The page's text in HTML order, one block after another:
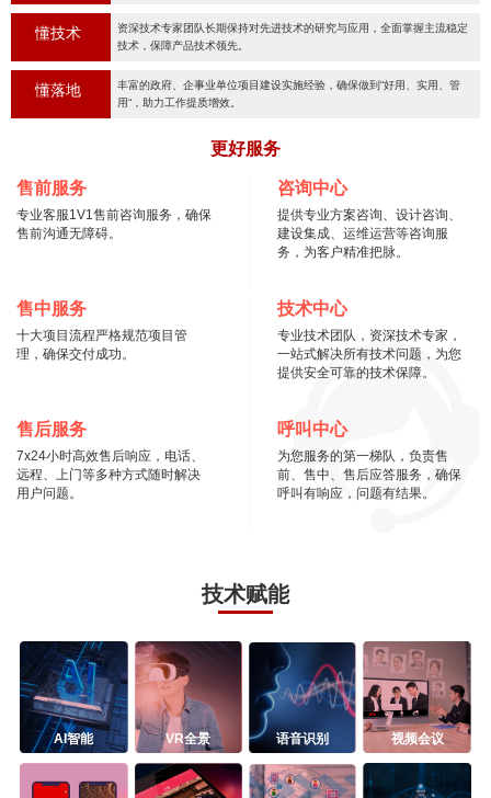
懂技术
资深技术专家团队长期保持对先进技术的研究与应用，全面掌握主流稳定
技术，保障产品技术领先。
懂落地
丰富的政府、企事业单位项目建设实施经验，确保做到“好用、实用、管
用“，助力工作提质增效。
更好服务
售前服务
专业客服1V1售前咨询服务，确保
售前沟通无障碍。
咨询中心
提供专业方案咨询、设计咨询、
建设集成、运维运营等咨询服
务，为客户精准把脉。
售中服务
十大项目流程严格规范项目管
理，确保交付成功。
技术中心
专业技术团队，资深技术专家，
一站式解决所有技术问题，为您
提供安全可靠的技术保障。
售后服务
7x24小时高效售后响应，电话、
远程、上门等多种方式随时解决
用户问题。
呼叫中心
为您服务的第一梯队，负责售
前、售中、售后应答服务，确保
呼叫有响应，问题有结果。
技术赋能
AI智能 VR全景 语音识别 视频会议